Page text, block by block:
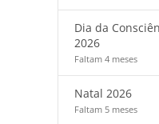
Dia da
2026
Faltam 4 meses
Natal 2026
Faltam 5 meses